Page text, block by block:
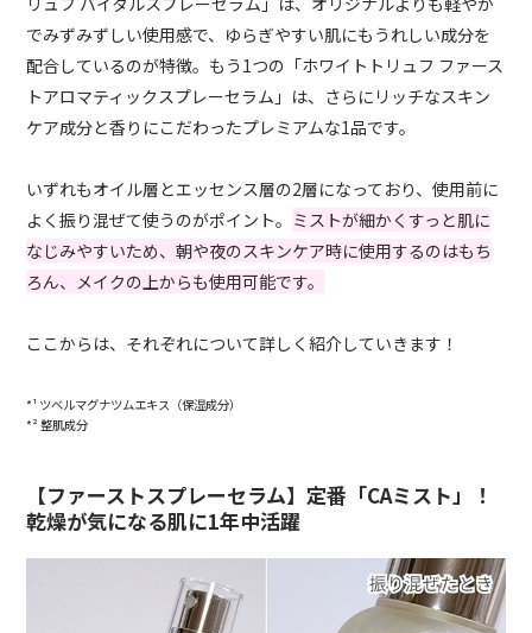
でみずみずしい使用感で、ゆらぎやすい肌にもうれしい成分を
配合しているのが特徴。もう1つの「ホワイトトリュフ ファース
トアロマティックスプレーセラム」は、さらにリッチなスキン
ケア成分と香りにこだわったプレミアムな1品です。
いずれもオイル層とエッセンス層の2層になっており、使用前に
よく振り混ぜて使うのがポイント。 ミストが細かくすっと肌に
なじみやすいため、朝や夜のスキンケア時に使用するのはもち
ろん、メイクの上からも使用可能です。
ここからは、それぞれについて詳しく紹介していきます！
*¹ ツベルマグナツムエキス（保湿成分）
*² 整肌成分
【ファーストスプレーセラム】定番「CAミスト」！
乾燥が気になる肌に1年中活躍